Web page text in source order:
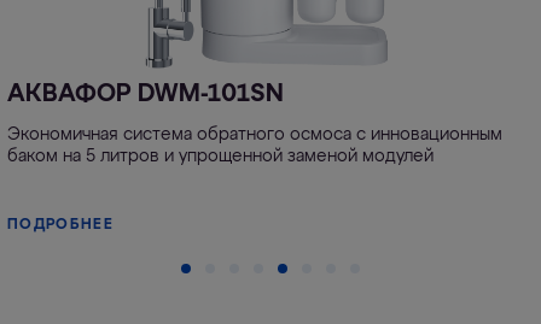
АКВАФОР DWM-101SN
Экономичная система обратного осмоса с инновационным
баком на 5 литров и упрощенной заменой модулей
ПОДРОБНЕЕ